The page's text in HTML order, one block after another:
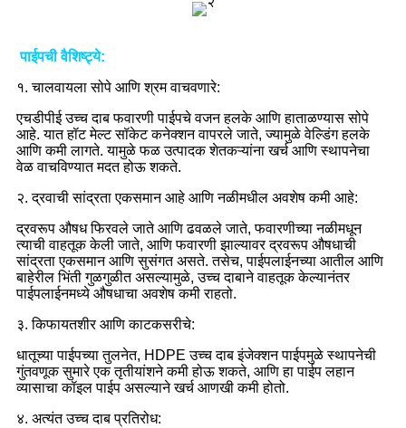
पाईपची वैशिष्ट्ये:
१. चालवायला सोपे आणि श्रम वाचवणारे:
एचडीपीई उच्च दाब फवारणी पाईपचे वजन हलके आणि हाताळण्यास सोपे
आहे. यात हॉट मेल्ट सॉकेट कनेक्शन वापरले जाते, ज्यामुळे वेल्डिंग हलके
आणि कमी लागते. यामुळे फळ उत्पादक शेतकऱ्यांना खर्च आणि स्थापनेचा
वेळ वाचविण्यात मदत होऊ शकते.
२. द्रवाची सांद्रता एकसमान आहे आणि नळीमधील अवशेष कमी आहे:
द्रवरूप औषध फिरवले जाते आणि ढवळले जाते, फवारणीच्या नळीमधून
त्याची वाहतूक केली जाते, आणि फवारणी झाल्यावर द्रवरूप औषधाची
सांद्रता एकसमान आणि सुसंगत असते. तसेच, पाईपलाईनच्या आतील आणि
बाहेरील भिंती गुळगुळीत असल्यामुळे, उच्च दाबाने वाहतूक केल्यानंतर
पाईपलाईनमध्ये औषधाचा अवशेष कमी राहतो.
३. किफायतशीर आणि काटकसरीचे:
धातूच्या पाईपच्या तुलनेत, HDPE उच्च दाब इंजेक्शन पाईपमुळे स्थापनेची
गुंतवणूक सुमारे एक तृतीयांशने कमी होऊ शकते, आणि हा पाईप लहान
व्यासाचा कॉइल पाईप असल्याने खर्च आणखी कमी होतो.
४. अत्यंत उच्च दाब प्रतिरोध: